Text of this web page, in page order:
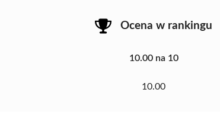
Ocena w rankingu
10.00 na 10
10.00